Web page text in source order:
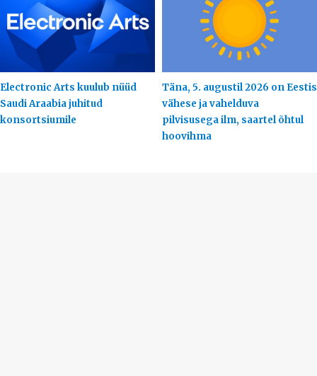
Electronic Arts kuulub nüüd
Saudi Araabia juhitud
konsortsiumile
Täna, 5. augustil 2026 on Eestis
vähese ja vahelduva
pilvisusega ilm, saartel õhtul
hoovihma